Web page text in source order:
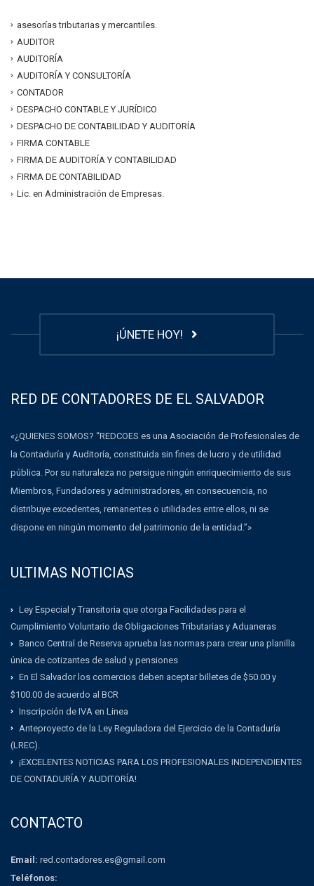
asesorías tributarias y mercantiles.
AUDITOR
AUDITORÍA
AUDITORÍA Y CONSULTORÍA
CONTADOR
DESPACHO CONTABLE Y JURÍDICO
DESPACHO DE CONTABILIDAD Y AUDITORÍA
FIRMA CONTABLE
FIRMA DE AUDITORÍA Y CONTABILIDAD
FIRMA DE CONTABILIDAD
Lic. en Administración de Empresas.
¡ÚNETE HOY!
RED DE CONTADORES DE EL SALVADOR
«¿QUIENES SOMOS? “REDCOES es una Asociación de Profesionales de
la Contaduría y Auditoría, constituida sin fines de lucro y de utilidad
pública. Por su naturaleza no persigue ningún enriquecimiento de sus
Miembros, Fundadores y administradores, en consecuencia, no
distribuye excedentes, remanentes o utilidades entre ellos, ni se
dispone en ningún momento del patrimonio de la entidad.”»
ULTIMAS NOTICIAS
Ley Especial y Transitoria que otorga Facilidades para el
Cumplimiento Voluntario de Obligaciones Tributarias y Aduaneras
Banco Central de Reserva aprueba las normas para crear una planilla
única de cotizantes de salud y pensiones
En El Salvador los comercios deben aceptar billetes de $50.00 y
$100.00 de acuerdo al BCR
Inscripción de IVA en Linea
Anteproyecto de la Ley Reguladora del Ejercicio de la Contaduría
(LREC).
¡EXCELENTES NOTICIAS PARA LOS PROFESIONALES INDEPENDIENTES
DE CONTADURÍA Y AUDITORÍA!
CONTACTO
Email: red.contadores.es@gmail.com
Teléfonos: